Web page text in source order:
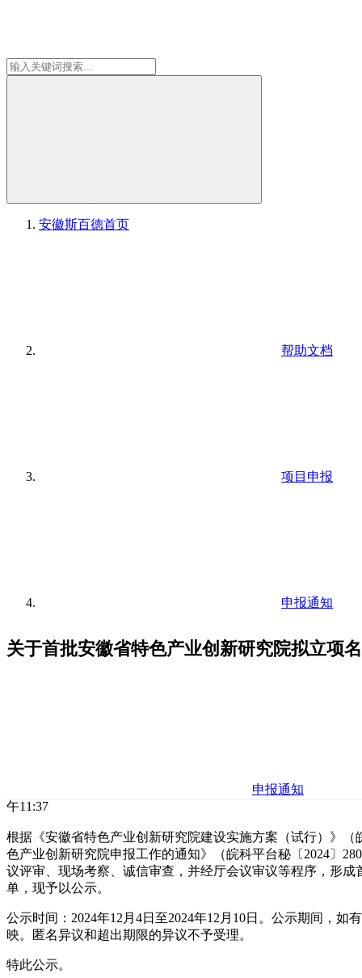
安徽斯百德首页
帮助文档
项目申报
申报通知
关于首批安徽省特色产业创新研究院拟立项
申报通知
午11:37
根据《安徽省特色产业创新研究院建设实施方案（试行）》
色产业创新研究院申报工作的通知》（皖科平台秘〔2024〕
议评审、现场考察、诚信审查，并经厅会议审议等程序，形
单，现予以公示。
公示时间：2024年12月4日至2024年12月10日。公示期间，
映。匿名异议和超出期限的异议不予受理。
特此公示。